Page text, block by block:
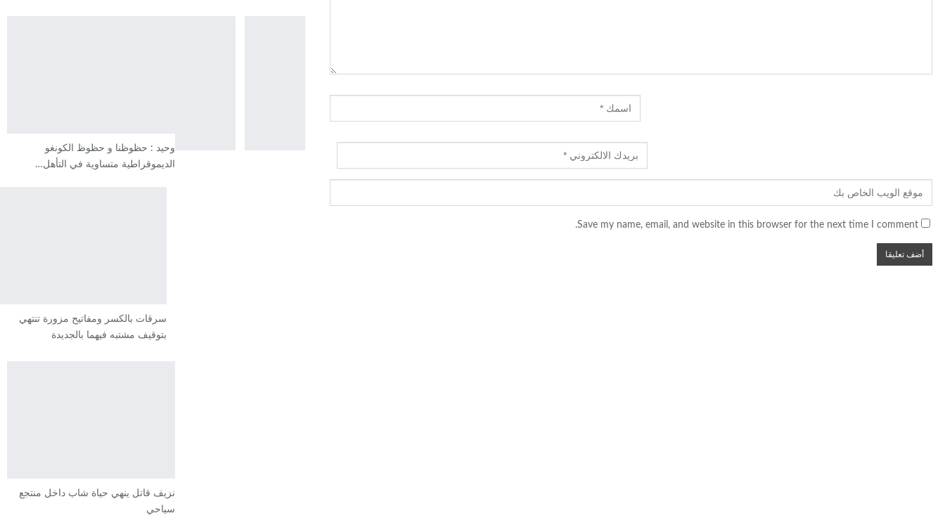
Save my name, email, and website in this browser for the next time I comment.
وحيد : حظوظنا و حظوظ الكونغو
الديموقراطية متساوية في التأهل…
سرقات بالكسر ومفاتيح مزورة تنتهي
بتوقيف مشتبه فيهما بالجديدة
نزيف قاتل ينهي حياة شاب داخل منتجع
سياحي